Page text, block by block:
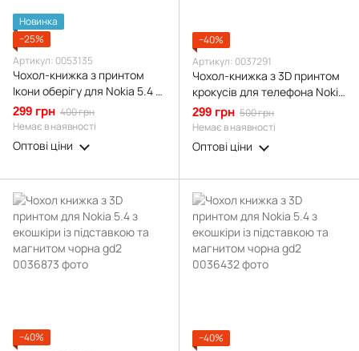
Новинка
−25%
Артикул: 0053135
Чохол-книжка з принтом
Ікони оберігу для Nokia 5.4 з
підставкою на нокіа 5.4
бордова gd1
299 грн 400 грн
Немає в наявності
Оптові ціни
−40%
Артикул: 0037291
Чохол-книжка з 3D принтом
крокусів для телефона Nokia
5.4 з екошкіри із підставкою
та магнітом бордова gd2
299 грн 500 грн
Немає в наявності
Оптові ціни
−40%
−40%